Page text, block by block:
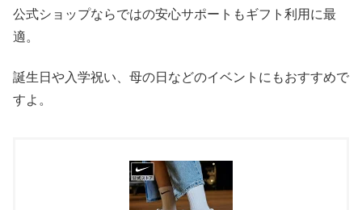
公式ショップならではの安心サポートもギフト利用に最
適。
誕生日や入学祝い、母の日などのイベントにもおすすめで
すよ。